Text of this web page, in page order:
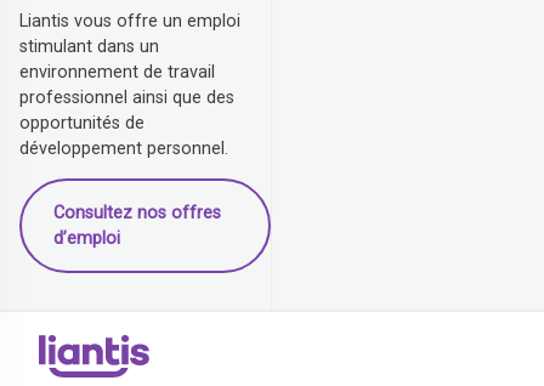
Liantis vous offre un emploi
stimulant dans un
environnement de travail
professionnel ainsi que des
opportunités de
développement personnel.
Consultez nos offres
d’emploi